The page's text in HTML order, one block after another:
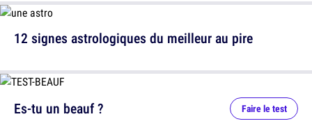
12 signes astrologiques du meilleur au pire
Es-tu un beauf ? Faire le test